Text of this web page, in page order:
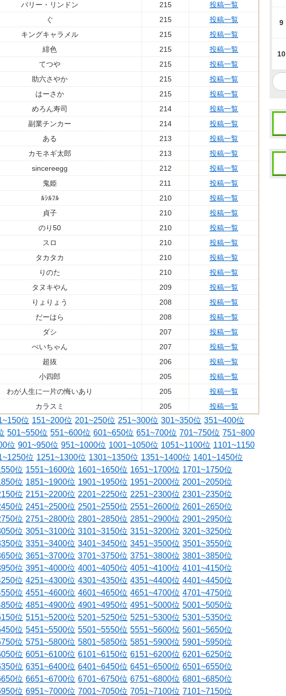
バリー・リンドン 215
投稿一覧
ぐ 215
投稿一覧
キングキャラメル 215
投稿一覧
緋色 215
投稿一覧
てつや 215
投稿一覧
助六さやか 215
投稿一覧
はーさか 215
投稿一覧
めろん寿司 214
投稿一覧
副業チンカー 214
投稿一覧
ある 213
投稿一覧
カモネギ太郎 213
投稿一覧
sincereegg 212
投稿一覧
鬼姫 211
投稿一覧
ﾙｼﾙﾌﾙ 210
投稿一覧
貞子 210
投稿一覧
のり50 210
投稿一覧
スロ 210
投稿一覧
タカタカ 210
投稿一覧
りのた 210
投稿一覧
タヌキやん 209
投稿一覧
りょりょう 208
投稿一覧
だーはら 208
投稿一覧
ダシ 207
投稿一覧
ぺいちゃん 207
投稿一覧
超抜 206
投稿一覧
小四郎 205
投稿一覧
わが人生に一片の悔いあり 205
投稿一覧
カラスミ 205 投稿一覧
位 151~200位 201~250位 251~300位 301~350位 351~400位
501~550位 551~600位 601~650位 651~700位 701~750位 751~800
位 901~950位 951~1000位 1001~1050位 1051~1100位 1101~1150
位 1251~1300位 1301~1350位 1351~1400位 1401~1450位
位 1551~1600位 1601~1650位 1651~1700位 1701~1750位
位 1851~1900位 1901~1950位 1951~2000位 2001~2050位
位 2151~2200位 2201~2250位 2251~2300位 2301~2350位
位 2451~2500位 2501~2550位 2551~2600位 2601~2650位
位 2751~2800位 2801~2850位 2851~2900位 2901~2950位
位 3051~3100位 3101~3150位 3151~3200位 3201~3250位
位 3351~3400位 3401~3450位 3451~3500位 3501~3550位
位 3651~3700位 3701~3750位 3751~3800位 3801~3850位
位 3951~4000位 4001~4050位 4051~4100位 4101~4150位
位 4251~4300位 4301~4350位 4351~4400位 4401~4450位
位 4551~4600位 4601~4650位 4651~4700位 4701~4750位
位 4851~4900位 4901~4950位 4951~5000位 5001~5050位
位 5151~5200位 5201~5250位 5251~5300位 5301~5350位
位 5451~5500位 5501~5550位 5551~5600位 5601~5650位
位 5751~5800位 5801~5850位 5851~5900位 5901~5950位
位 6051~6100位 6101~6150位 6151~6200位 6201~6250位
位 6351~6400位 6401~6450位 6451~6500位 6501~6550位
位 6651~6700位 6701~6750位 6751~6800位 6801~6850位
位 6951~7000位 7001~7050位 7051~7100位 7101~7150位
9
10